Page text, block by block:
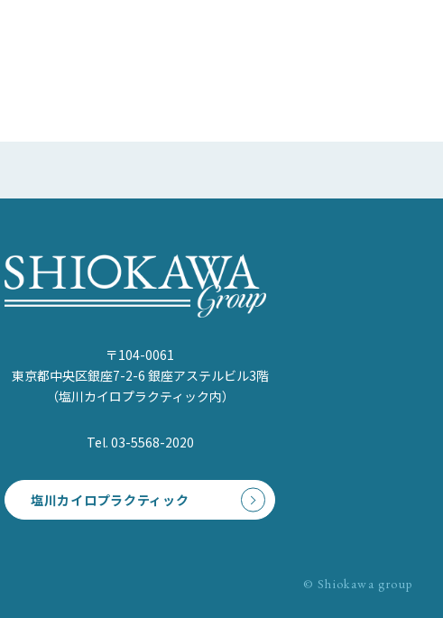
〒104-0061
東京都中央区銀座7-2-6 銀座アステルビル3階
（塩川カイロプラクティック内）
Tel. 03-5568-2020
塩川カイロプラクティック
© Shiokawa group